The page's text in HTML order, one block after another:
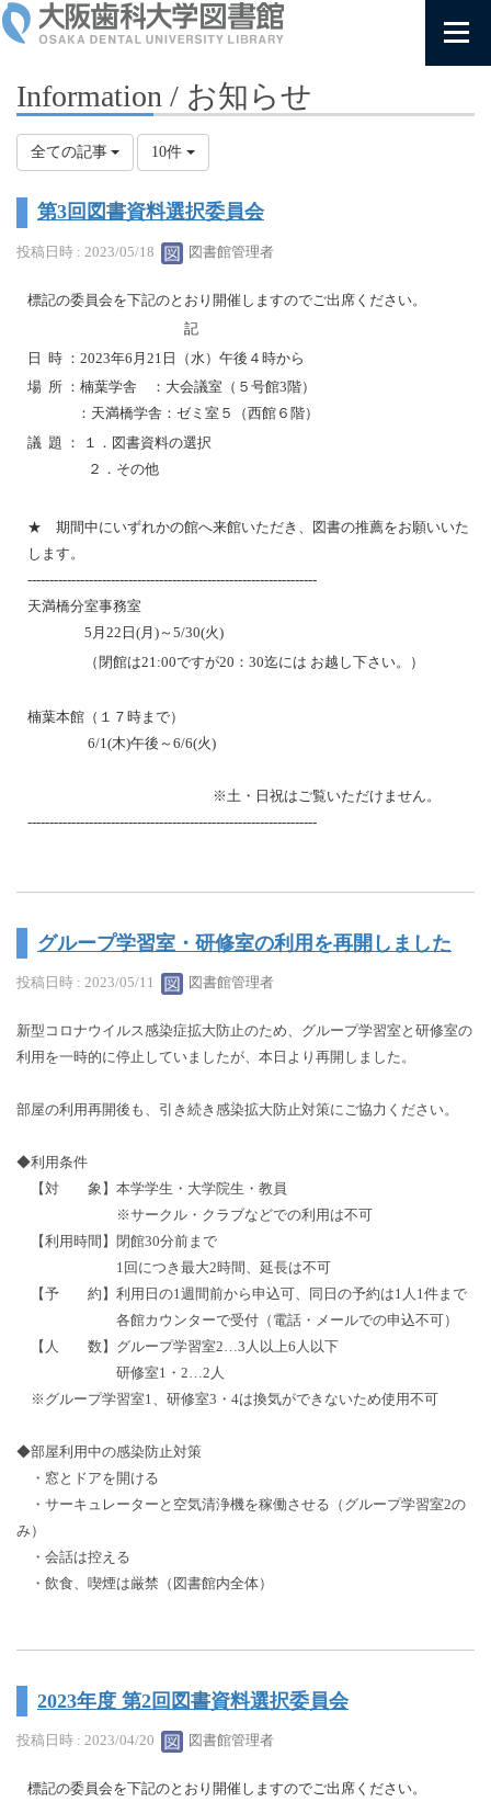
Information / お知らせ
全ての記事 10件
第3回図書資料選択委員会
投稿日時 : 2023/05/18 図書館管理者
標記の委員会を下記のとおり開催しますのでご出席ください。
記
日 時 ：2023年6月21日（水）午後４時から
場 所 ：楠葉学舎 ：大会議室（５号館3階）
：天満橋学舎：ゼミ室５（西館６階）
議 題 ： １．図書資料の選択
２．その他
★ 期間中にいずれかの館へ来館いただき、図書の推薦をお願いいた
します。
------------------------------------------------------------------
天満橋分室事務室
5月22日(月)～5/30(火)
（閉館は21:00ですが20：30迄には お越し下さい。）
楠葉本館（１７時まで）
6/1(木)午後～6/6(火)
※土・日祝はご覧いただけません。
------------------------------------------------------------------
グループ学習室・研修室の利用を再開しました
投稿日時 : 2023/05/11 図書館管理者
新型コロナウイルス感染症拡大防止のため、グループ学習室と研修室の
利用を一時的に停止していましたが、本日より再開しました。
部屋の利用再開後も、引き続き感染拡大防止対策にご協力ください。
◆利用条件
【対 象】本学学生・大学院生・教員
※サークル・クラブなどでの利用は不可
【利用時間】閉館30分前まで
1回につき最大2時間、延長は不可
【予 約】利用日の1週間前から申込可、同日の予約は1人1件まで
各館カウンターで受付（電話・メールでの申込不可）
【人 数】グループ学習室2…3人以上6人以下
研修室1・2…2人
※グループ学習室1、研修室3・4は換気ができないため使用不可
◆部屋利用中の感染防止対策
・窓とドアを開ける
・サーキュレーターと空気清浄機を稼働させる（グループ学習室2の
み）
・会話は控える
・飲食、喫煙は厳禁（図書館内全体）
2023年度 第2回図書資料選択委員会
投稿日時 : 2023/04/20 図書館管理者
標記の委員会を下記のとおり開催しますのでご出席ください。